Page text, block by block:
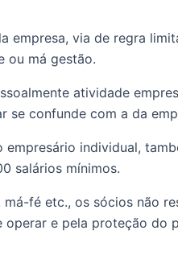
empresa, via de regra
ou má gestão.
atividade
se confunde com a da
salários mínimos.
fé etc., os sócios não
e pela proteção do